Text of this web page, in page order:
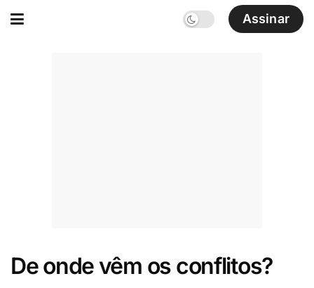
Assinar
De onde vêm os conflitos?